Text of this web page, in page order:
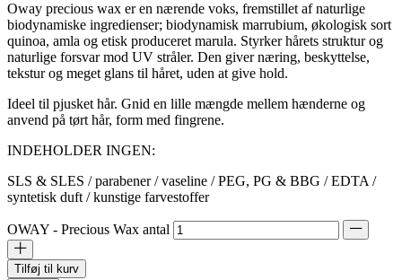
Oway precious wax er en nærende voks, fremstillet af naturlige
biodynamiske ingredienser; biodynamisk marrubium, økologisk sort
quinoa, amla og etisk produceret marula. Styrker hårets struktur og
naturlige forsvar mod UV stråler. Den giver næring, beskyttelse,
tekstur og meget glans til håret, uden at give hold.
Ideel til pjusket hår. Gnid en lille mængde mellem hænderne og
anvend på tørt hår, form med fingrene.
INDEHOLDER INGEN:
SLS & SLES / parabener / vaseline / PEG, PG & BBG / EDTA /
syntetisk duft / kunstige farvestoffer
OWAY - Precious Wax antal
Tilføj til kurv